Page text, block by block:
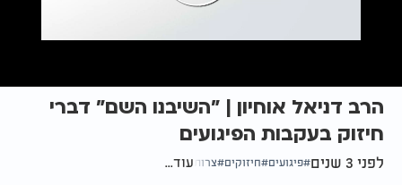
הרב דניאל אוחיון | "השיבנו השם" דברי
חיזוק בעקבות הפיגועים
לפני 3 שנים פיגועים חיזוקים צרות עוד...